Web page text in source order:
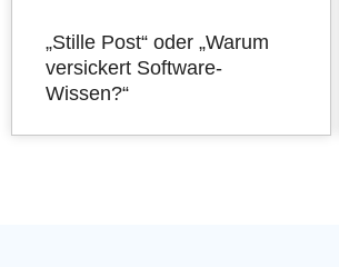
„Stille Post“ oder „Warum
versickert Software-
Wissen?“